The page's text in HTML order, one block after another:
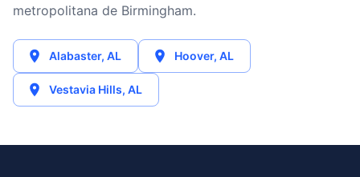
metropolitana de Birmingham.
Alabaster, AL Hoover, AL
Vestavia Hills, AL